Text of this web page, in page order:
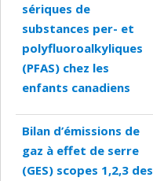
sériques de
substances per- et
polyfluoroalkyliques
(PFAS) chez les
enfants canadiens
Bilan d’émissions de
gaz à effet de serre
(GES) scopes 1,2,3 des